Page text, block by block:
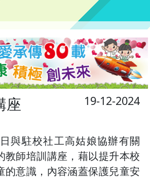
19-12-2024
座
與駐校社工高姑娘協辦有關
教師培訓講座，藉以提升本校
的意識，內容涵蓋保護兒童安